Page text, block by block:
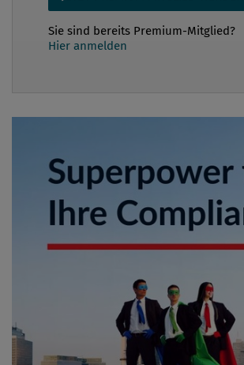
Sie sind bereits Premium-Mitglied?
Hier anmelden